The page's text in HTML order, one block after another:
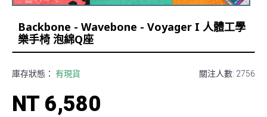
Backbone - Wavebone - Voyager I 人體工學
樂手椅 泡綿Q座
關注人數: 2756
庫存狀態： 有現貨
NT 6,580